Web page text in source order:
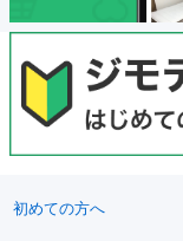
初めての方へ